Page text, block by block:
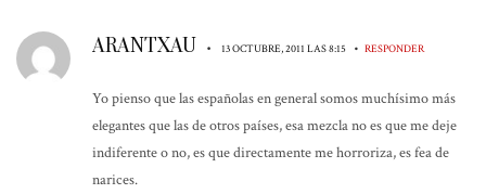
ARANTXAU • 13 OCTUBRE, 2011 LAS 8:15 • RESPONDER
Yo pienso que las españolas en general somos muchísimo más
elegantes que las de otros países, esa mezcla no es que me deje
indiferente o no, es que directamente me horroriza, es fea de
narices.